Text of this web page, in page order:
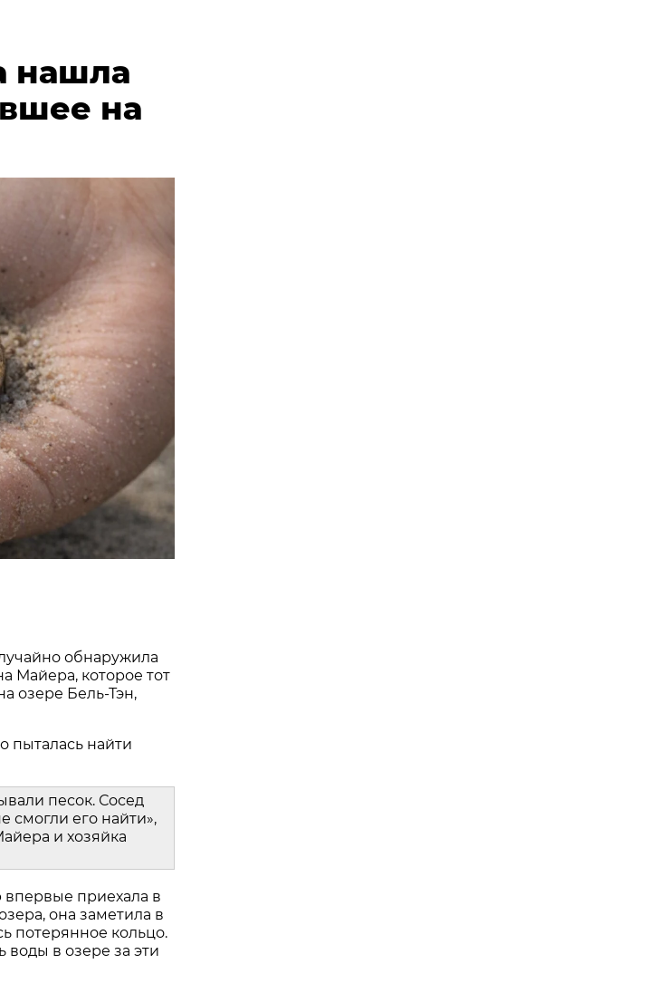
нашла
на
обнаружила
Майера, которое тот
озере Бель-Тэн,
пыталась найти
песок. Сосед
смогли его найти»,
и хозяйка
впервые приехала в
она заметила в
потерянное кольцо.
воды в озере за эти